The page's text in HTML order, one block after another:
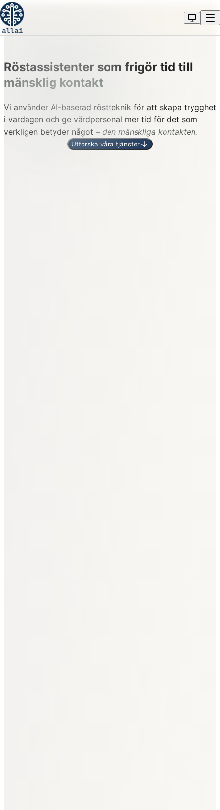
Röstassistenter som frigör tid till
mänsklig kontakt
Vi använder AI-baserad röstteknik för att skapa trygghet
i vardagen och ge vårdpersonal mer tid för det som
verkligen betyder något – den mänskliga kontakten.
Utforska våra tjänster